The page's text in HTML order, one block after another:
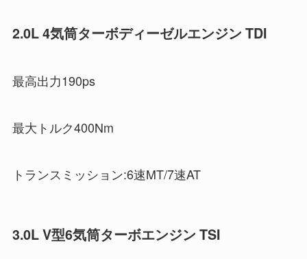
2.0L 4気筒ターボディーゼルエンジン TDI
最高出力190ps
最大トルク400Nm
トランスミッション:6速MT/7速AT
3.0L V型6気筒ターボエンジン TSI